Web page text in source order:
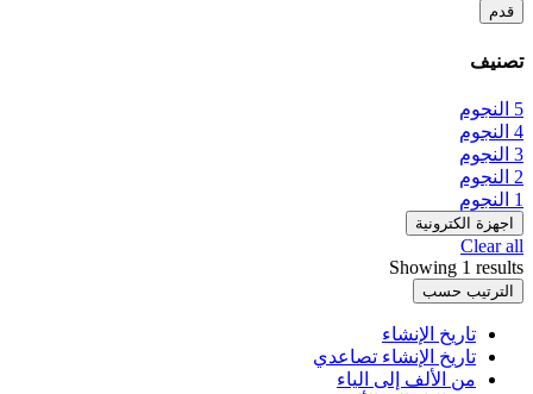
قدم
تصنيف
5 النجوم
4 النجوم
3 النجوم
2 النجوم
1 النجوم
اجهزة الكترونية
Clear all
Showing 1 results
الترتيب حسب
تاريخ الإنشاء
تاريخ الإنشاء تصاعدي
من الألف إلى الياء